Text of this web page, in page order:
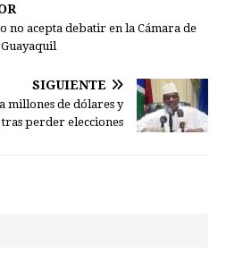
no acepta debatir en la Cámara de
SIGUIENTE
millones de dólares y
perder elecciones